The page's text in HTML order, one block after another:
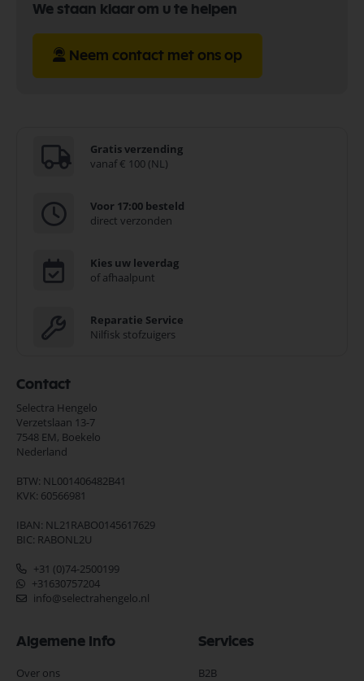
We staan klaar om u te helpen
Neem contact met ons op
Gratis verzending
vanaf € 100 (NL)
Voor 17:00 besteld
direct verzonden
Kies uw leverdag
of afhaalpunt
Reparatie Service
Nilfisk stofzuigers
Contact
Selectra Hengelo
Verzetslaan 13-7
7548 EM, Boekelo
Nederland
BTW: NL001406482B41
KVK: 60566981
IBAN: NL21RABO0145617629
BIC: RABONL2U
+31 (0)74-2500199
+31630757204
info@selectrahengelo.nl
Algemene Info
Over ons
Services
B2B